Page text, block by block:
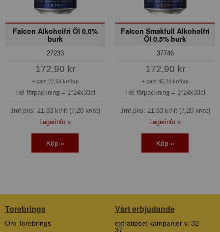
Falcon Alkoholfri Öl 0,0%
burk
27233
172,90 kr
+ pant 22,64 kr/förp
Hel förpackning = 1*24x33cl
Jmf.pris: 21,83kr/lit (7,20 kr/st)
Lagerinfo »
Köp »
Falcon Smakfull Alkoholfri
Öl 0,5% burk
37746
172,90 kr
+ pant 45,28 kr/förp
Hel förpackning = 1*24x33cl
Jmf.pris: 21,83kr/lit (7,20 kr/st)
Lagerinfo »
Köp »
Torebrings
Om Torebrings
Vårt erbjudande
extratipset kampanjer v. 32-
37